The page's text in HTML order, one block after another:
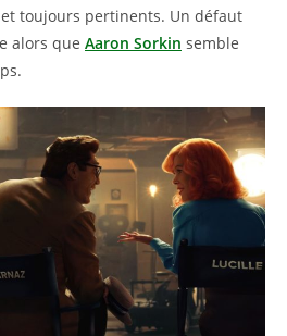
toujours pertinents. Un défaut
alors que Aaron Sorkin semble